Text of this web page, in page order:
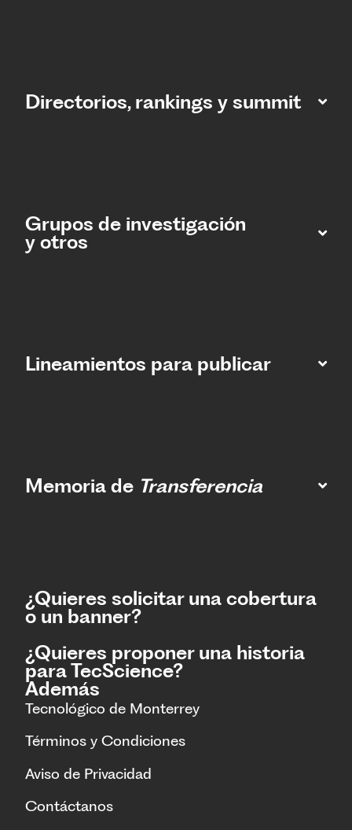
Directorios, rankings y summit
Grupos de investigación
y otros
Lineamientos para publicar
Memoria de Transferencia
¿Quieres solicitar una cobertura
o un banner?
¿Quieres proponer una historia
para TecScience?
Además
Tecnológico de Monterrey
Términos y Condiciones
Aviso de Privacidad
Contáctanos